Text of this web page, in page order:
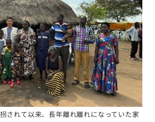
されて以来、長年離れ離れになっていた家